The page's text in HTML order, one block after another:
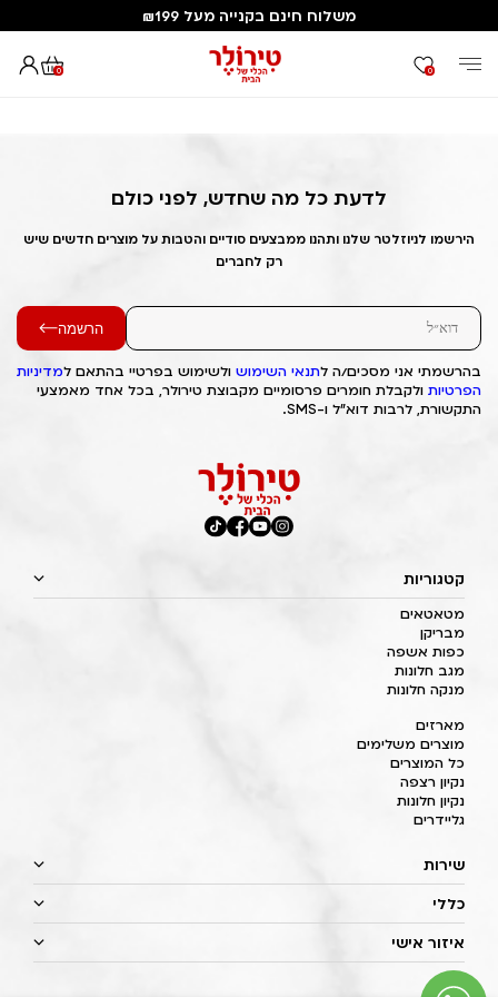
משלוח חינם בקנייה מעל ₪199
0 0
דף הבית Out of Stock Alert 2025/06/21 1750546940
לדעת כל מה שחדש, לפני כולם
הירשמו לניוזלטר שלנו ותהנו ממבצעים סודיים והטבות על מוצרים חדשים שיש
רק לחברים
הרשמה
בהרשמתי אני מסכים/ה לתנאי השימוש ולשימוש בפרטיי בהתאם למדיניות
הפרטיות ולקבלת חומרים פרסומיים מקבוצת טירולר, בכל אחד מאמצעי
התקשורת, לרבות דוא"ל ו-SMS.
קטגוריות
מטאטאים
מבריקן
כפות אשפה
מגב חלונות
מנקה חלונות
מארזים
מוצרים משלימים
כל המוצרים
נקיון רצפה
נקיון חלונות
גליידרים
שירות
כללי
איזור אישי